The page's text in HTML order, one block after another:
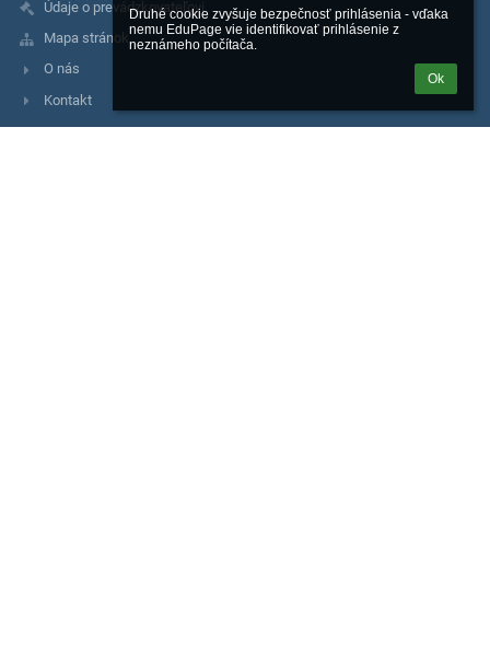
Druhé cookie zvyšuje bezpečnosť prihlásenia - vďaka
nemu EduPage vie identifikovať prihlásenie z
neznámeho počítača.
Ok
Údaje o prevádzkovateľovi
Mapa stránok
O nás
Kontakt